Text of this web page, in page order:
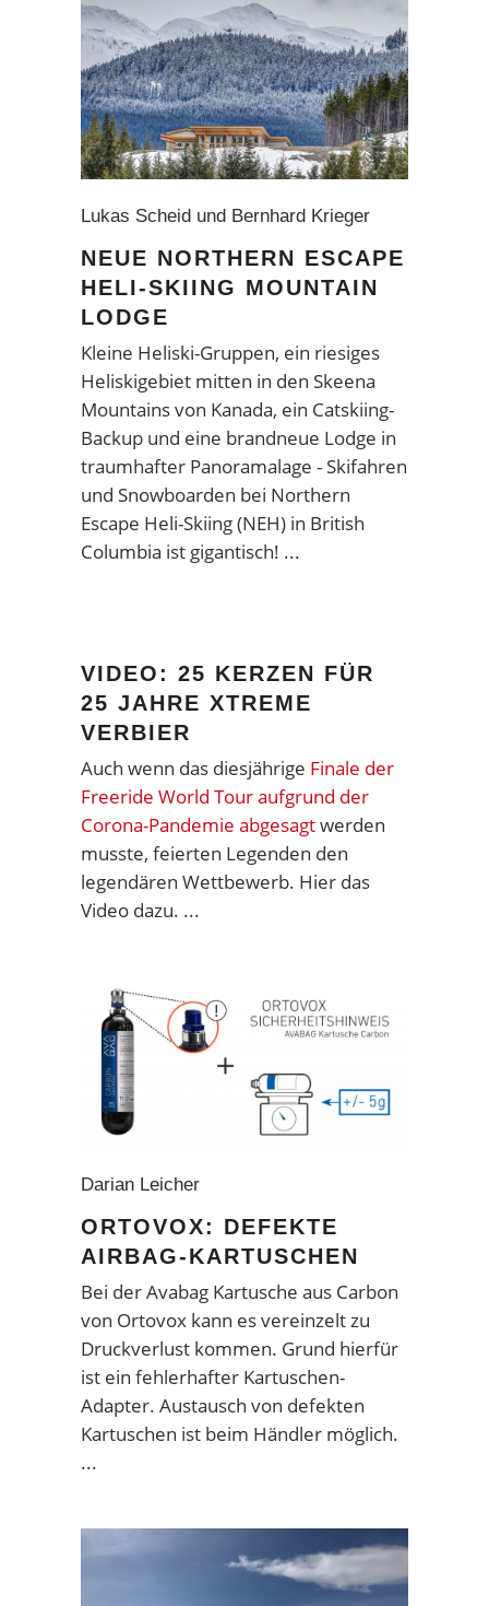
Lukas Scheid und Bernhard Krieger
NEUE NORTHERN ESCAPE
HELI-SKIING MOUNTAIN
LODGE
Kleine Heliski-Gruppen, ein riesiges
Heliskigebiet mitten in den Skeena
Mountains von Kanada, ein Catskiing-
Backup und eine brandneue Lodge in
traumhafter Panoramalage - Skifahren
und Snowboarden bei Northern
Escape Heli-Skiing (NEH) in British
Columbia ist gigantisch!
VIDEO: 25 KERZEN FÜR
25 JAHRE XTREME
VERBIER
Auch wenn das diesjährige Finale der
Freeride World Tour aufgrund der
Corona-Pandemie abgesagtwerden
musste, feierten Legenden den
legendären Wettbewerb. Hier das
Video dazu.
Darian Leicher
ORTOVOX: DEFEKTE
AIRBAG-KARTUSCHEN
Bei der Avabag Kartusche aus Carbon
von Ortovox kann es vereinzelt zu
Druckverlust kommen. Grund hierfür
ist ein fehlerhafter Kartuschen-
Adapter. Austausch von defekten
Kartuschen ist beim Händler möglich.